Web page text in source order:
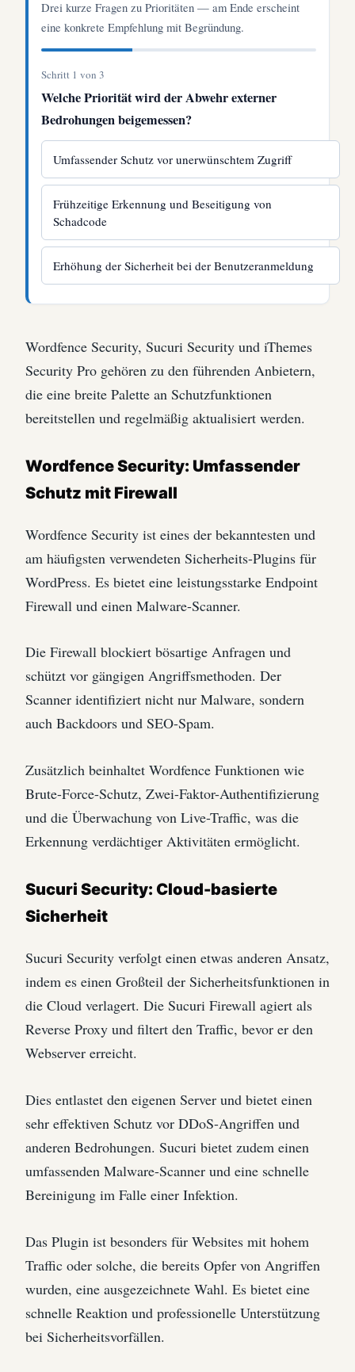
Drei kurze Fragen zu Prioritäten — am Ende erscheint
eine konkrete Empfehlung mit Begründung.
Schritt 1 von 3
Welche Priorität wird der Abwehr externer
Bedrohungen beigemessen?
Umfassender Schutz vor unerwünschtem Zugriff
Frühzeitige Erkennung und Beseitigung von
Schadcode
Erhöhung der Sicherheit bei der Benutzeranmeldung
Wordfence Security, Sucuri Security und iThemes
Security Pro gehören zu den führenden Anbietern,
die eine breite Palette an Schutzfunktionen
bereitstellen und regelmäßig aktualisiert werden.
Wordfence Security: Umfassender
Schutz mit Firewall
Wordfence Security ist eines der bekanntesten und
am häufigsten verwendeten Sicherheits-Plugins für
WordPress. Es bietet eine leistungsstarke Endpoint
Firewall und einen Malware-Scanner.
Die Firewall blockiert bösartige Anfragen und
schützt vor gängigen Angriffsmethoden. Der
Scanner identifiziert nicht nur Malware, sondern
auch Backdoors und SEO-Spam.
Zusätzlich beinhaltet Wordfence Funktionen wie
Brute-Force-Schutz, Zwei-Faktor-Authentifizierung
und die Überwachung von Live-Traffic, was die
Erkennung verdächtiger Aktivitäten ermöglicht.
Sucuri Security: Cloud-basierte
Sicherheit
Sucuri Security verfolgt einen etwas anderen Ansatz,
indem es einen Großteil der Sicherheitsfunktionen in
die Cloud verlagert. Die Sucuri Firewall agiert als
Reverse Proxy und filtert den Traffic, bevor er den
Webserver erreicht.
Dies entlastet den eigenen Server und bietet einen
sehr effektiven Schutz vor DDoS-Angriffen und
anderen Bedrohungen. Sucuri bietet zudem einen
umfassenden Malware-Scanner und eine schnelle
Bereinigung im Falle einer Infektion.
Das Plugin ist besonders für Websites mit hohem
Traffic oder solche, die bereits Opfer von Angriffen
wurden, eine ausgezeichnete Wahl. Es bietet eine
schnelle Reaktion und professionelle Unterstützung
bei Sicherheitsvorfällen.